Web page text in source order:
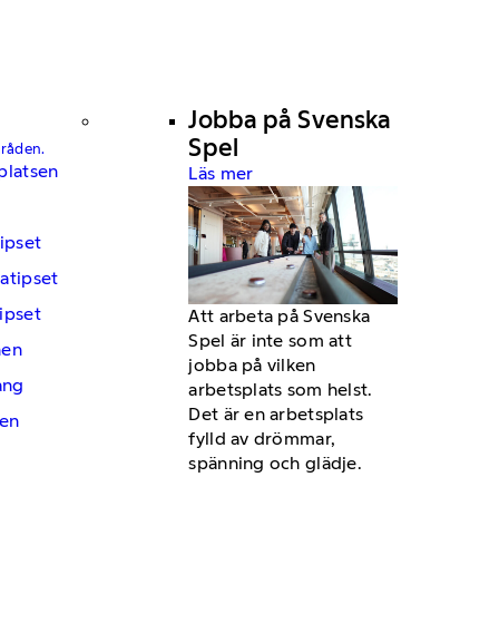
Jobba på Svenska
Spel
Läs mer
Att arbeta på Svenska
Spel är inte som att
jobba på vilken
arbetsplats som helst.
Det är en arbetsplats
fylld av drömmar,
spänning och glädje.